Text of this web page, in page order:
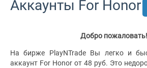
Аккаунты For Honor
Добро пожаловать!
На бирже PlayNTrade Вы легко и
аккаунт For Honor от 48 руб. Это